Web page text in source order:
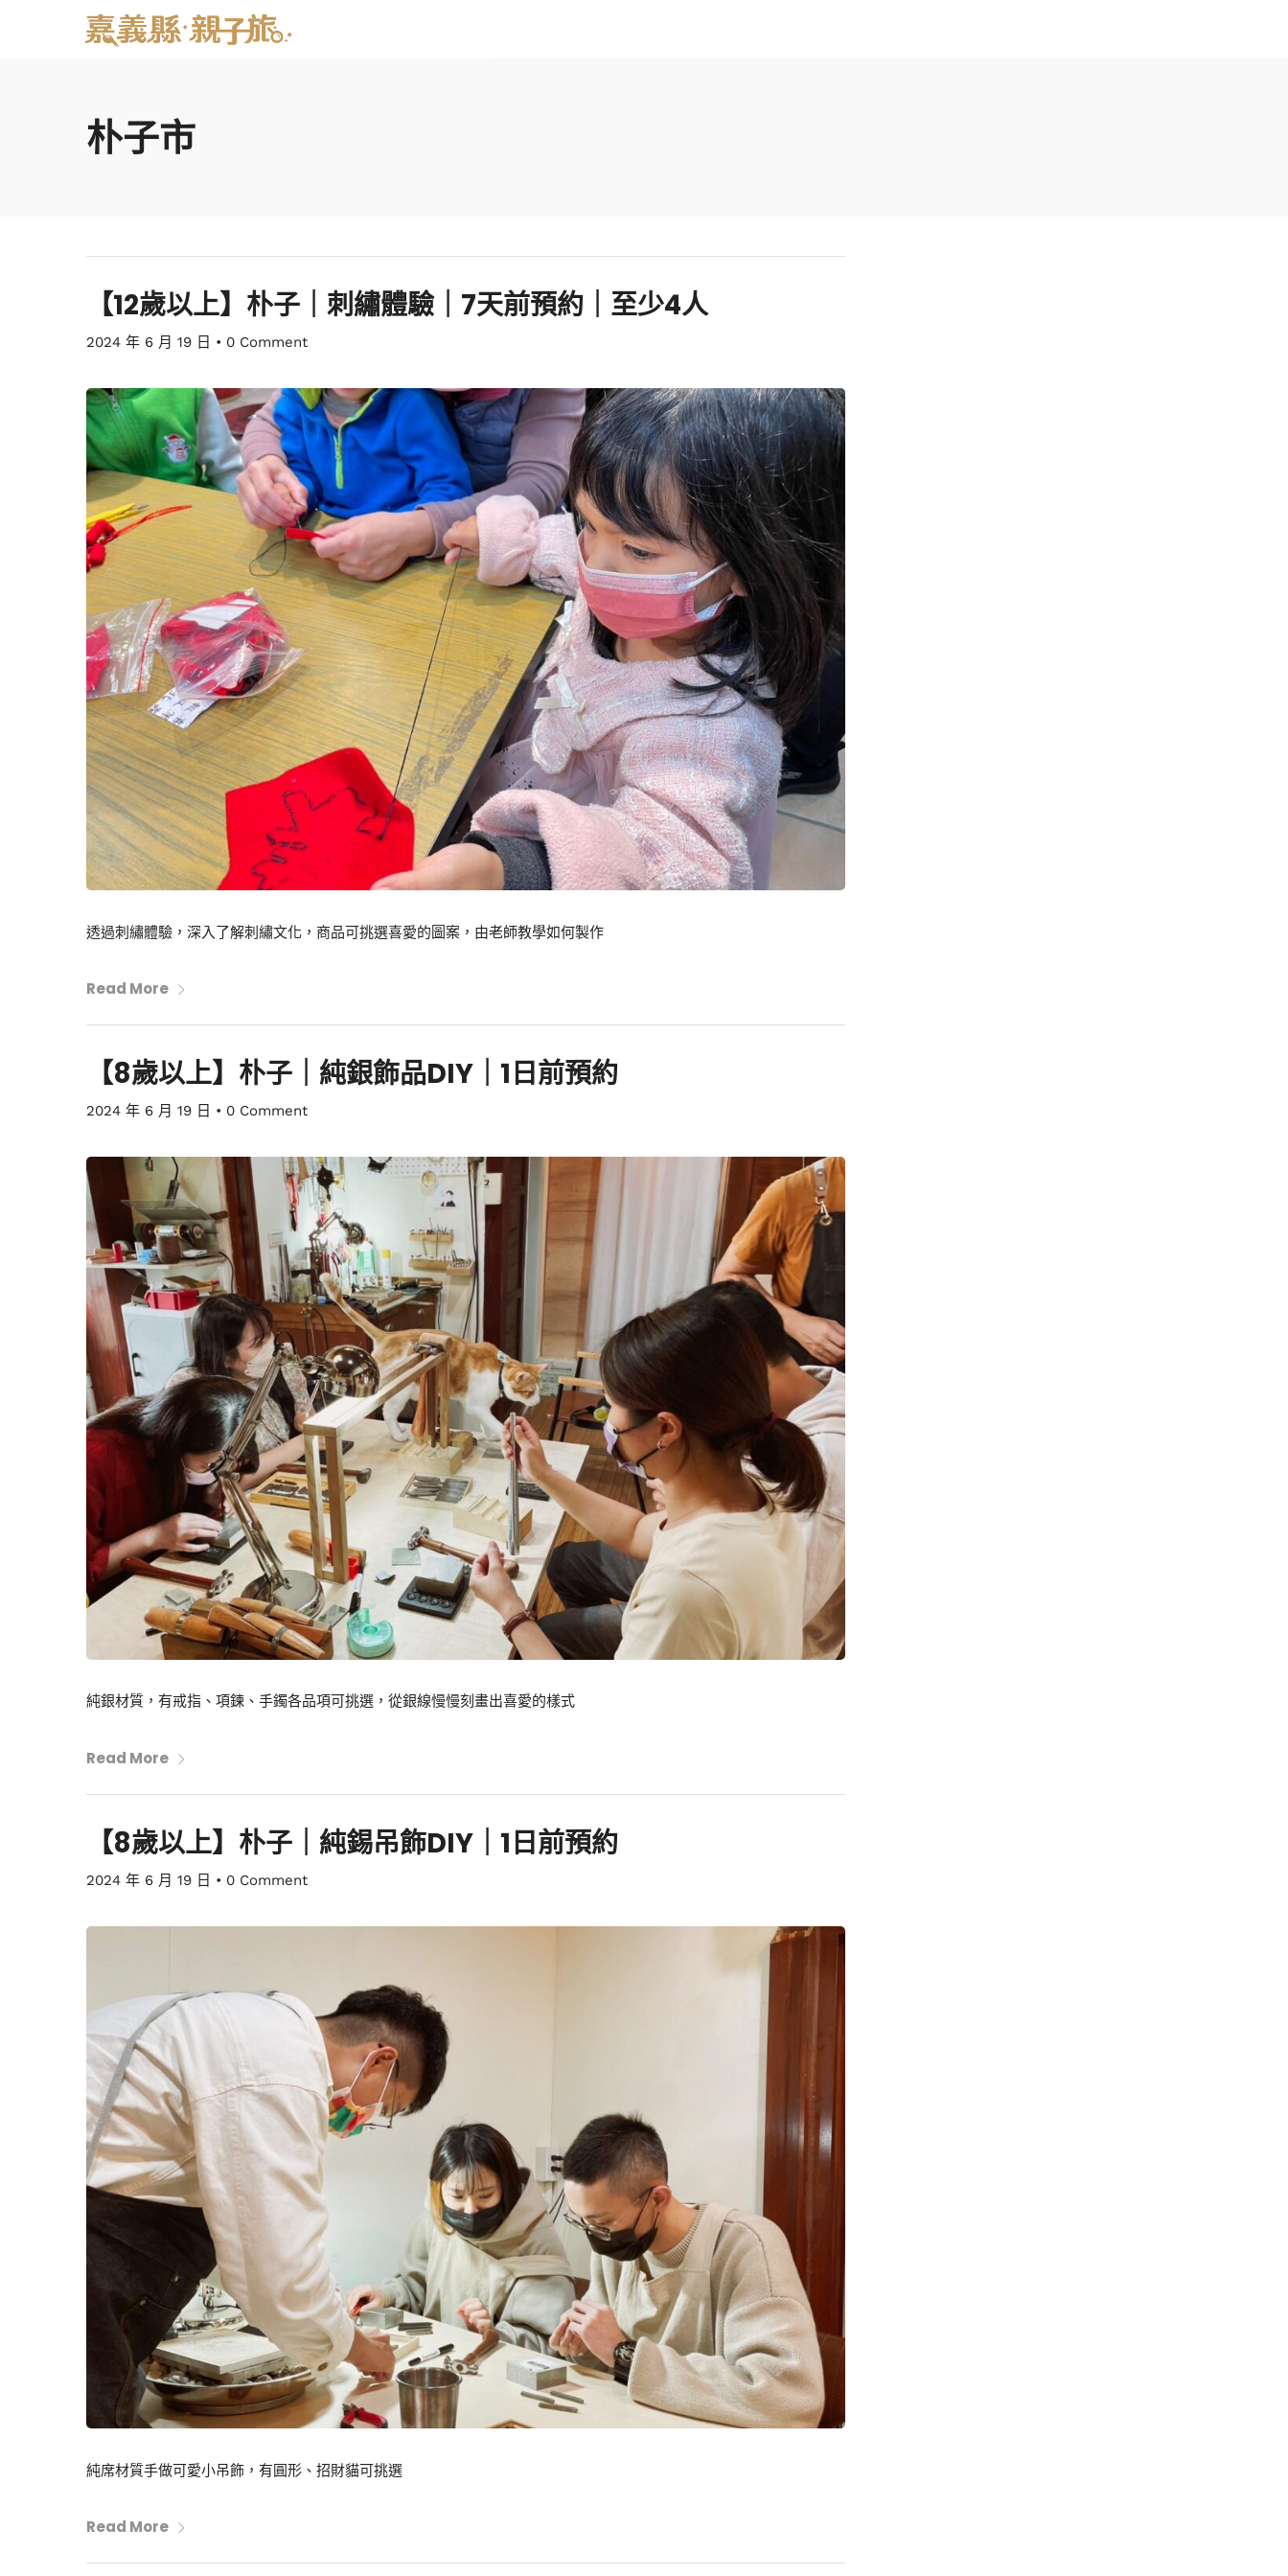
朴子市
【12歲以上】朴子｜刺繡體驗｜7天前預約｜至少4人
2024 年 6 月 19 日 • 0 Comment
透過刺繡體驗，深入了解刺繡文化，商品可挑選喜愛的圖案，由老師教學如何製作
Read More
【8歲以上】朴子｜純銀飾品DIY｜1日前預約
2024 年 6 月 19 日 • 0 Comment
純銀材質，有戒指、項鍊、手鐲各品項可挑選，從銀線慢慢刻畫出喜愛的樣式
Read More
【8歲以上】朴子｜純錫吊飾DIY｜1日前預約
2024 年 6 月 19 日 • 0 Comment
純席材質手做可愛小吊飾，有圓形、招財貓可挑選
Read More